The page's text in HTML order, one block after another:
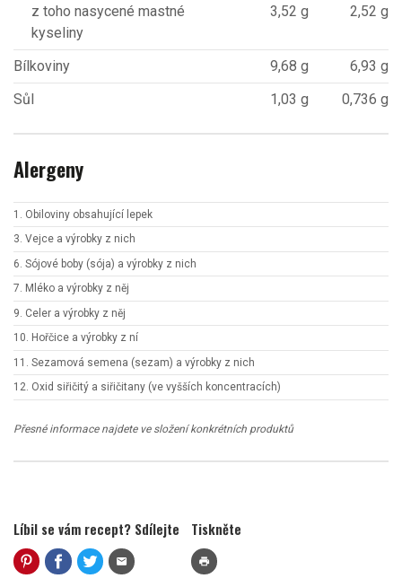
z toho nasycené mastné
kyseliny
3,52 g
2,52 g
Bílkoviny 9,68 g
6,93 g
Sůl
1,03 g 0,736 g
Alergeny
1. Obiloviny obsahující lepek
3. Vejce a výrobky z nich
6. Sójové boby (sója) a výrobky z nich
7. Mléko a výrobky z něj
9. Celer a výrobky z něj
10. Hořčice a výrobky z ní
11. Sezamová semena (sezam) a výrobky z nich
12. Oxid siřičitý a siřičitany (ve vyšších koncentracích)
Přesné informace najdete ve složení konkrétních produktů
Líbil se vám recept? Sdílejte
mail
Tiskněte
print